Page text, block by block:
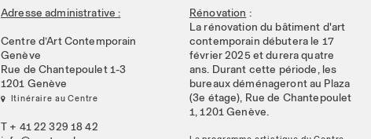
Adresse administrative :
Centre d’Art Contemporain
Genève
Rue de Chantepoulet 1-3
1201 Genève
 Itinéraire au Centre
T + 41 22 329 18 42
Rénovation :
La rénovation du bâtiment d'art
contemporain débutera le 17
février 2025 et durera quatre
ans. Durant cette période, les
bureaux déménageront au Plaza
(3e étage), Rue de Chantepoulet
1, 1201 Genève.